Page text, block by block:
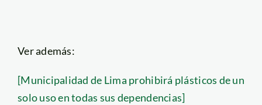
Ver además:
[Municipalidad de Lima prohibirá plásticos de un
solo uso en todas sus dependencias]